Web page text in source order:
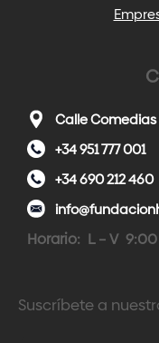
Calle Comedias
+34 951 777 001
+34 690 212 460
Horario: L – V
Suscríbete a